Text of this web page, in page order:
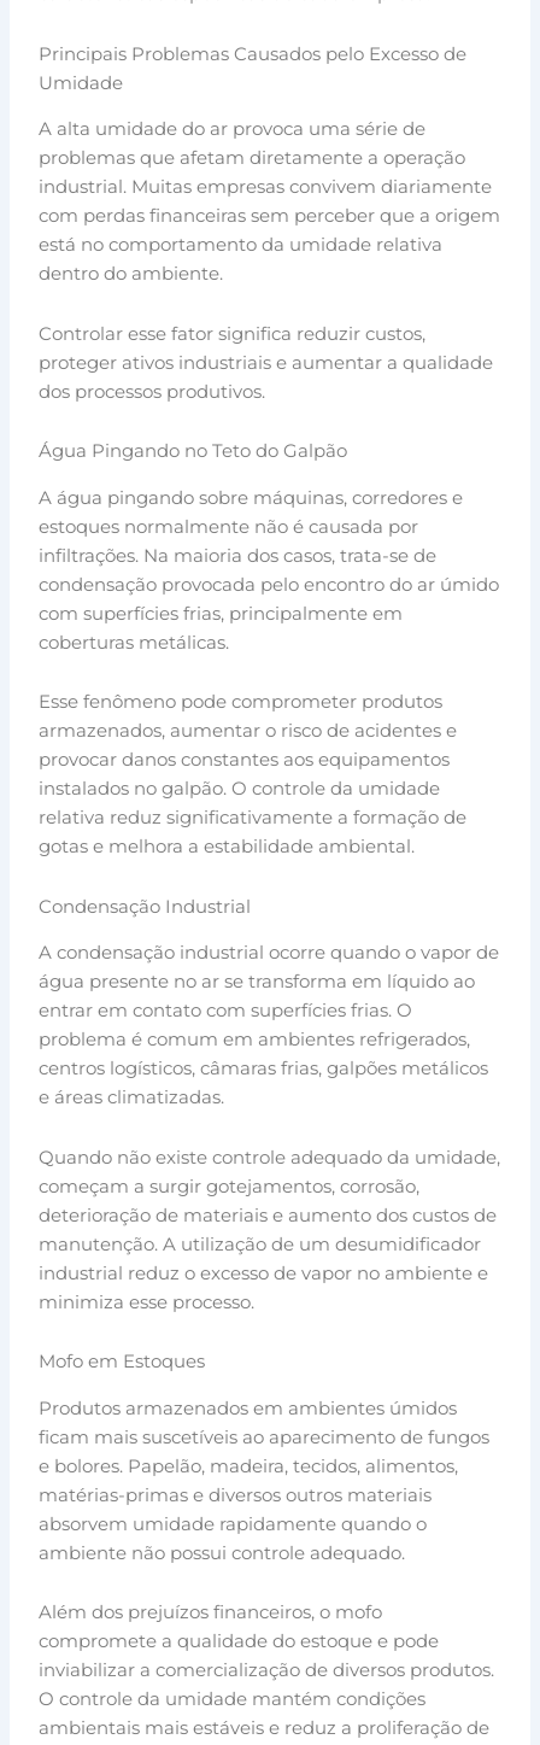
Principais Problemas Causados pelo Excesso de
Umidade
A alta umidade do ar provoca uma série de
problemas que afetam diretamente a operação
industrial. Muitas empresas convivem diariamente
com perdas financeiras sem perceber que a origem
está no comportamento da umidade relativa
dentro do ambiente.
Controlar esse fator significa reduzir custos,
proteger ativos industriais e aumentar a qualidade
dos processos produtivos.
Água Pingando no Teto do Galpão
A água pingando sobre máquinas, corredores e
estoques normalmente não é causada por
infiltrações. Na maioria dos casos, trata-se de
condensação provocada pelo encontro do ar úmido
com superfícies frias, principalmente em
coberturas metálicas.
Esse fenômeno pode comprometer produtos
armazenados, aumentar o risco de acidentes e
provocar danos constantes aos equipamentos
instalados no galpão. O controle da umidade
relativa reduz significativamente a formação de
gotas e melhora a estabilidade ambiental.
Condensação Industrial
A condensação industrial ocorre quando o vapor de
água presente no ar se transforma em líquido ao
entrar em contato com superfícies frias. O
problema é comum em ambientes refrigerados,
centros logísticos, câmaras frias, galpões metálicos
e áreas climatizadas.
Quando não existe controle adequado da umidade,
começam a surgir gotejamentos, corrosão,
deterioração de materiais e aumento dos custos de
manutenção. A utilização de um desumidificador
industrial reduz o excesso de vapor no ambiente e
minimiza esse processo.
Mofo em Estoques
Produtos armazenados em ambientes úmidos
ficam mais suscetíveis ao aparecimento de fungos
e bolores. Papelão, madeira, tecidos, alimentos,
matérias-primas e diversos outros materiais
absorvem umidade rapidamente quando o
ambiente não possui controle adequado.
Além dos prejuízos financeiros, o mofo
compromete a qualidade do estoque e pode
inviabilizar a comercialização de diversos produtos.
O controle da umidade mantém condições
ambientais mais estáveis e reduz a proliferação de